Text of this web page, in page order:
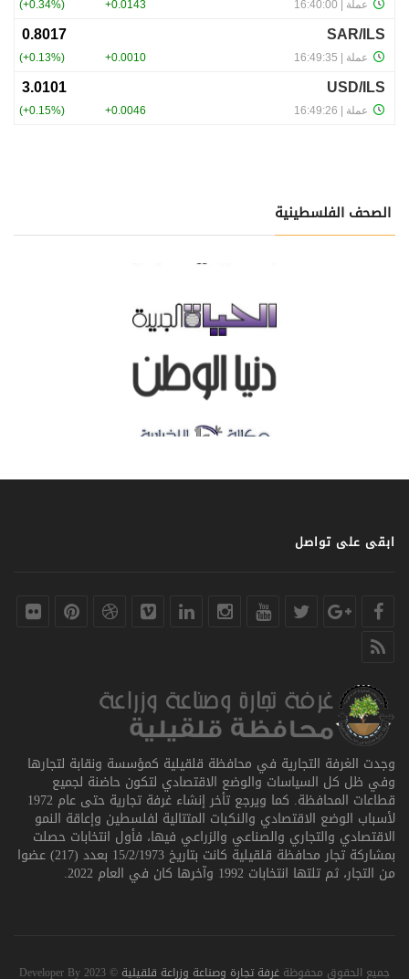
الصحف الفلسطينية
ابقى على تواصل
وجدت الغرفة التجارية في محافظة قلقيلية كمؤسسة ونقابة لتجارها
وفي ظل كل السياسات والوضع الاقتصادي لتكون حاضنة لجميع
قطاعات المحافظة. كما ويرجع تأخر إنشاء غرفة تجارية حتى عام 1972
لأسباب الوضع الاقتصادي والنكبات المتتالية لفلسطين وإعاقة النمو
الاقتصادي والتجاري والصناعي والزراعي فيها، فأول انتخابات حصلت
بمشاركة تجار محافظة قلقيلية كانت بتاريخ 15/2/1973 بعدد (217) عضوا
من التجار، ثم تلتها انتخابات 1992 وآخرها كان في العام 2022.
جميع الحقوق محفوظة غرفة تجارة وصناعة وزراعة قلقيلية © 2023 Developer By